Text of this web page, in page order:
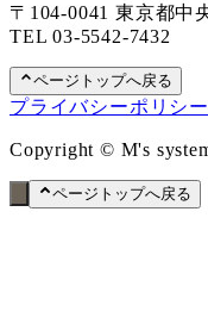
〒104-0041 東京都中
TEL03-5542-7432
ページトップへ戻る
プライバシーポリシ
Copyright © M's
ページトップへ戻る